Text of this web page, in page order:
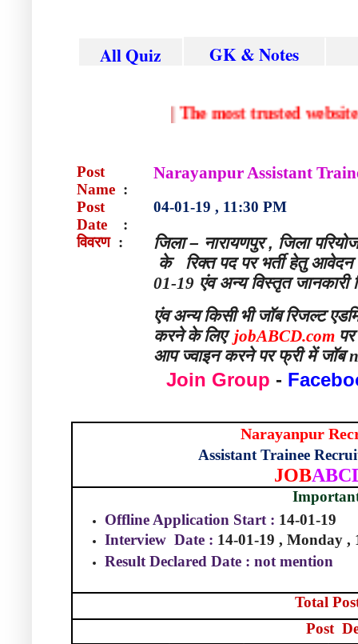
All Quiz GK & Notes
|The most trusted
Post
Name :
Narayanpur Assistant
Post
Date :
04-01-19 , 11:30 PM
विवरण :
जिला – नारायणपुर , जिला
के रिक्त पद पर भर्ती हेतु
01-19 एंव अन्य विस्तृत
एंव अन्य किसी भी जॉब रिजल्ट
करने के लिए jobABCD.com पर
आप ज्वाइन करने पर फ्री में जॉब
Join Group -
Narayanpur
Assistant Trainee
JOB
Offline Application Start : 14-01-19
Interview Date : 14-01-19 , Monday ,
Result Declared Date : not mention
Total
Post